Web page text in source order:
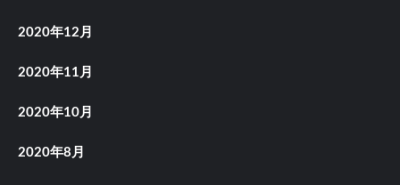
2020年12月
2020年11月
2020年10月
2020年8月